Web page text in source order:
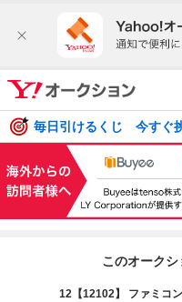
毎日引けるくじ 今すぐ
このオーク
12【12102】 ファミコ